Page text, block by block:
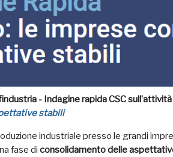
- Indagine rapida CSC
stabili
industriale presso le grandi
fase di consolidamento delle